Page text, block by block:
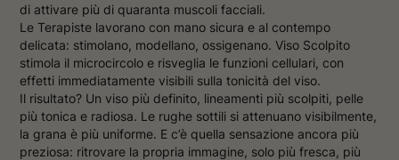
di attivare più di quaranta muscoli facciali.
Le Terapiste lavorano con mano sicura e al contempo
delicata: stimolano, modellano, ossigenano. Viso Scolpito
stimola il microcircolo e risveglia le funzioni cellulari, con
effetti immediatamente visibili sulla tonicità del viso.
Il risultato? Un viso più definito, lineamenti più scolpiti, pelle
più tonica e radiosa. Le rughe sottili si attenuano visibilmente,
la grana è più uniforme. E c’è quella sensazione ancora più
preziosa: ritrovare la propria immagine, solo più fresca, più